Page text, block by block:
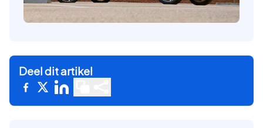
Deel dit artikel